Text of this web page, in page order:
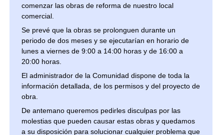
comenzar las obras de reforma de nuestro local
comercial.
Se prevé que la obras se prolonguen durante un
periodo de dos meses y se ejecutarían en horario de
lunes a viernes de 9:00 a 14:00 horas y de 16:00 a
20:00 horas.
El administrador de la Comunidad dispone de toda la
información detallada, de los permisos y del proyecto de
obra.
De antemano queremos pedirles disculpas por las
molestias que pueden causar estas obras y quedamos
a su disposición para solucionar cualquier problema que